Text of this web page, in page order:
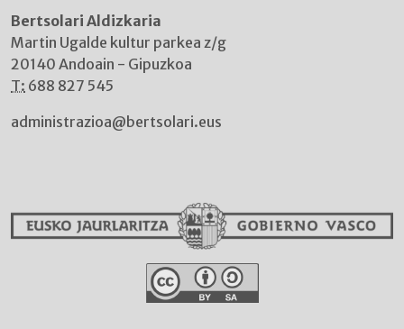
Bertsolari Aldizkaria
Martin Ugalde kultur parkea z/g
20140 Andoain - Gipuzkoa
T: 688 827 545
administrazioa@bertsolari.eus